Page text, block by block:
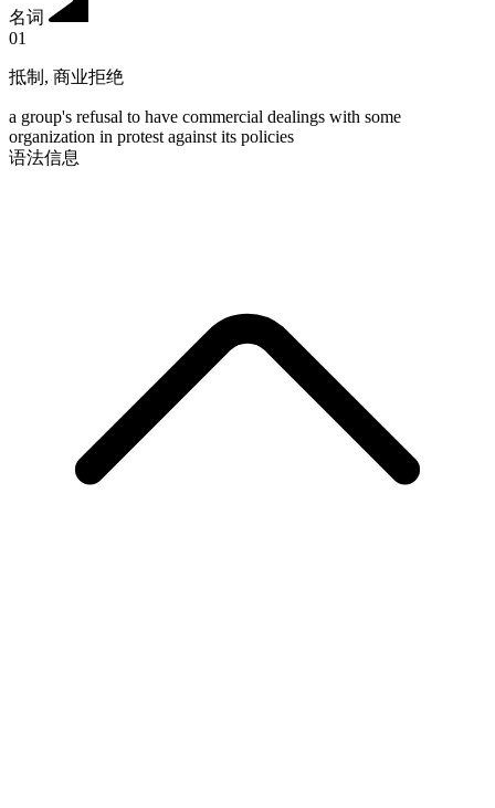
名词
01
抵制 , 商业拒绝
a group's refusal to have commercial dealings with some
organization in protest against its policies
语法信息